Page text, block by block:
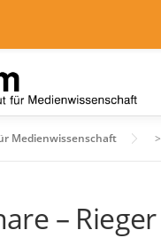
Medienwissenschaft >
– Rieger